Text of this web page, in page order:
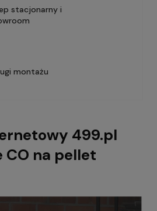
stacjonarny i
montażu
499.pl
CO na pellet